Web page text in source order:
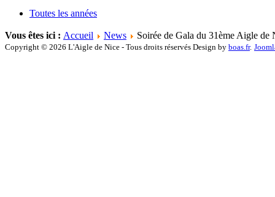
Toutes les années
Vous êtes ici : Accueil News Soirée de Gala du 31ème Aigle de
Copyright © 2026 L'Aigle de Nice - Tous droits réservés Design by boas.fr.